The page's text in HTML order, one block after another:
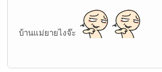
บ้านแม่ยายไงจ๊ะ